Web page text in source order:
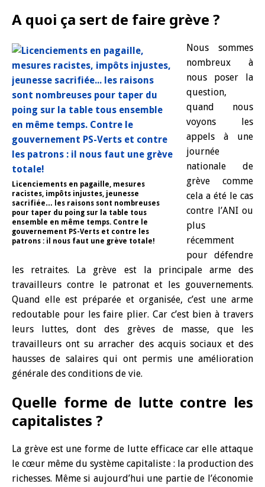
A quoi ça sert de faire grève ?
Licenciements en pagaille, mesures
racistes, impôts injustes, jeunesse
sacrifiée… les raisons sont nombreuses
pour taper du poing sur la table tous
ensemble en même temps. Contre le
gouvernement PS-Verts et contre les
patrons : il nous faut une grève totale!
Nous sommes
nombreux à
nous poser la
question,
quand nous
voyons les
appels à une
journée
nationale de
grève comme
cela a été le cas
contre l’ANI ou
plus
récemment
pour défendre
les retraites. La grève est la principale arme des
travailleurs contre le patronat et les gouvernements.
Quand elle est préparée et organisée, c’est une arme
redoutable pour les faire plier. Car c’est bien à travers
leurs luttes, dont des grèves de masse, que les
travailleurs ont su arracher des acquis sociaux et des
hausses de salaires qui ont permis une amélioration
générale des conditions de vie.
Quelle forme de lutte contre les
capitalistes ?
La grève est une forme de lutte efficace car elle attaque
le cœur même du système capitaliste : la production des
richesses. Même si aujourd’hui une partie de l’économie